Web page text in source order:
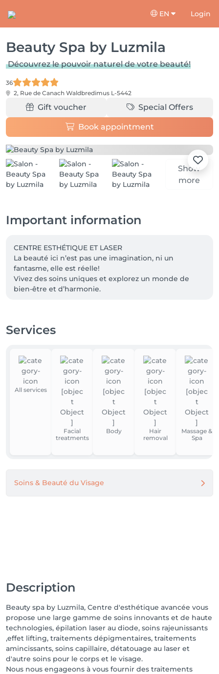
EN Login
Beauty Spa by Luzmila
Découvrez le pouvoir naturel de votre beauté!
36
2, Rue de Canach Waldbredimus L-5442
Gift voucher Special Offers
Book appointment
Show
more
Important information
CENTRE ESTHÉTIQUE ET LASER
La beauté ici n’est pas une imagination, ni un
fantasme, elle est réelle!
Vivez des soins uniques et explorez un monde de
Services
All services
Facial
treatments
Body
Hair
removal
Massage &
Spa
Soins & Beauté du Visage
Description
Beauty spa by Luzmila, Centre d'esthétique avancée vous
propose une large gamme de soins innovants et de haute
technologies, épilation laser au diode, soins rajeunissants
,effet lifting, traitements dépigmentaires, traitements
amincissants, soins capillaire, détatouage au laser et
d'autre soins pour le corps et le visage.
Nous nous engageons à vous fournir des traitements